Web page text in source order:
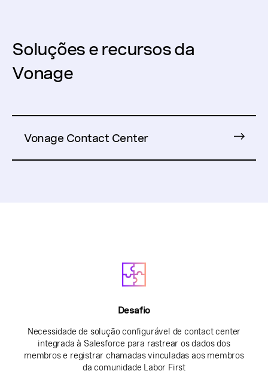
Soluções e recursos da
Vonage
Vonage Contact Center
Desafio
Necessidade de solução configurável de contact center
integrada à Salesforce para rastrear os dados dos
membros e registrar chamadas vinculadas aos membros
da comunidade Labor First